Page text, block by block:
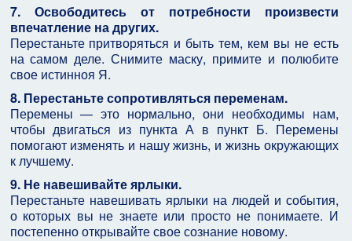
7. Освободитесь от потребности произвести
впечатление на других.
Перестаньте притворяться и быть тем, кем вы не есть
на самом деле. Снимите маску, примите и полюбите
свое истинноя Я.
8. Перестаньте сопротивляться переменам.
Перемены — это нормально, они необходимы нам,
чтобы двигаться из пункта А в пункт Б. Перемены
помогают изменять и нашу жизнь, и жизнь окружающих
к лучшему.
9. Не навешивайте ярлыки.
Перестаньте навешивать ярлыки на людей и события,
о которых вы не знаете или просто не понимаете. И
постепенно открывайте свое сознание новому.